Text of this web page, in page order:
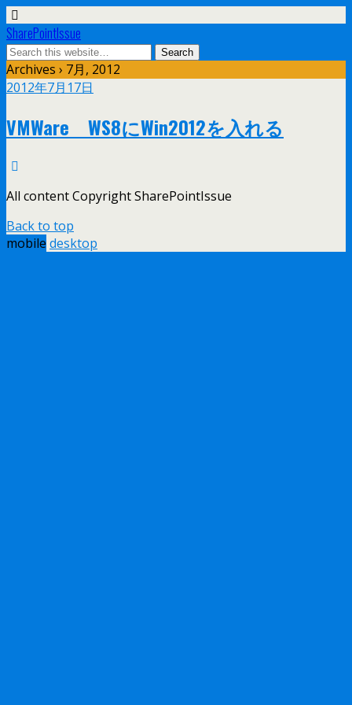
SharePointIssue
Archives › 7月, 2012
2012年7月17日
VMWare WS8にWin2012を入れる
All content Copyright SharePointIssue
Back to top
mobile desktop